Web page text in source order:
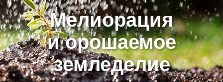
Мелиорация
и орошаемое
земледелие